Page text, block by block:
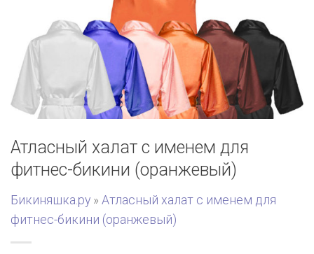
Атласный халат с именем для
фитнес-бикини (оранжевый)
Бикиняшка.ру » Атласный халат с именем для
фитнес-бикини (оранжевый)